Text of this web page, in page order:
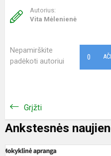
Autorius:
Vita Mėlenienė
Nepamirškite
padėkoti autoriui
0
Grįžti
Ankstesnės